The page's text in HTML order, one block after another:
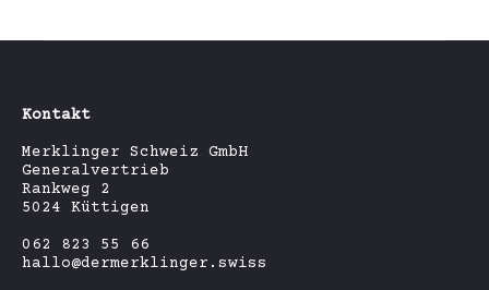
Kontakt
Merklinger Schweiz GmbH
Generalvertrieb
Rankweg 2
5024 Küttigen
062 823 55 66
hallo@dermerklinger.swiss